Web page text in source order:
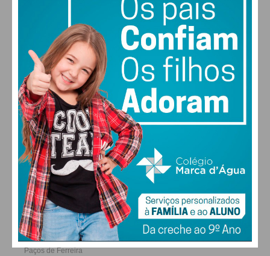
25°
SEX
27
SÁB
28°
DOM
29°
ALTERAR
FARMACIAS DE SERVIÇO EM PAÇOS DE
FERREIRA